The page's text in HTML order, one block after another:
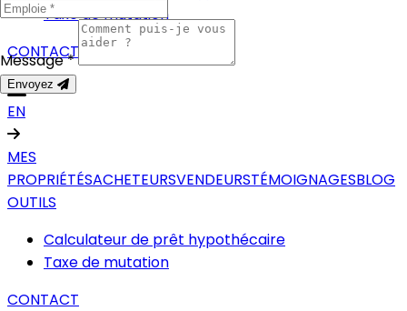
Taxe de mutation
CONTACT
EN
MES
PROPRIÉTÉSACHETEURSVENDEURSTÉMOIGNAGESBLOG
OUTILS
Calculateur de prêt hypothécaire
Taxe de mutation
CONTACT
Message *
Envoyez